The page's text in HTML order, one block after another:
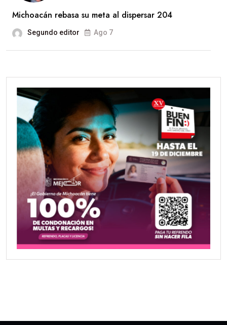
Michoacán rebasa su meta al dispersar 204
Segundo editor Ago 7